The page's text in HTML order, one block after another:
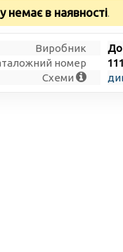
немає в наявності.
Виробник
номер
Схеми